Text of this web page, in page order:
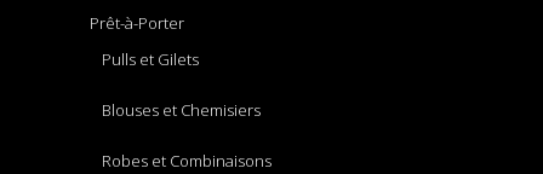
Prêt-à-Porter
Pulls et Gilets
Blouses et Chemisiers
Robes et Combinaisons